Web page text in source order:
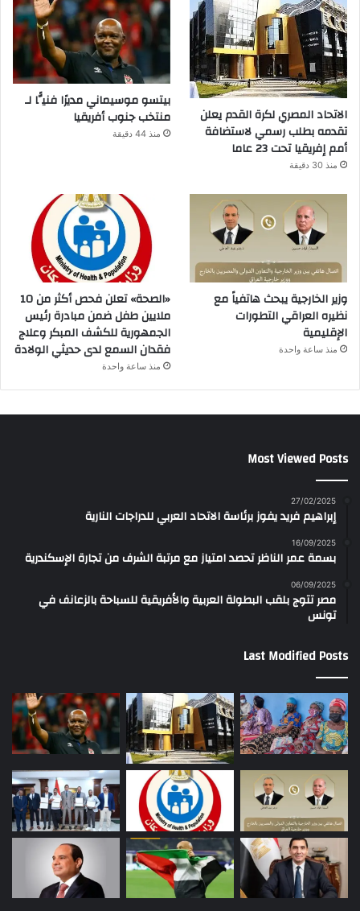
الاتحاد المصري لكرة القدم يعلن
تقدمه بطلب رسمي لاستضافة
أمم إفريقيا تحت 23 عاما
منذ 30 دقيقة
بيتسو موسيماني مديرًا فنيًّا لـ
منتخب جنوب أفريقيا
منذ 44 دقيقة
وزير الخارجية يبحث هاتفياً مع
نظيره العراقي التطورات
الإقليمية
منذ ساعة واحدة
«الصحة» تعلن فحص أكثر من 10
ملايين طفل ضمن مبادرة رئيس
الجمهورية للكشف المبكر وعلاج
فقدان السمع لدى حديثي الولادة
منذ ساعة واحدة
Most Viewed Posts
27/02/2025
إبراهيم فريد يفوز برئاسة الاتحاد العربي للدراجات النارية
16/09/2025
بسمة عمر الناظر تحصد امتياز مع مرتبة الشرف من تجارة الإسكندرية
06/09/2025
مصر تتوج بلقب البطولة العربية والأفريقية للسباحة بالزعانف في
تونس
Last Modified Posts